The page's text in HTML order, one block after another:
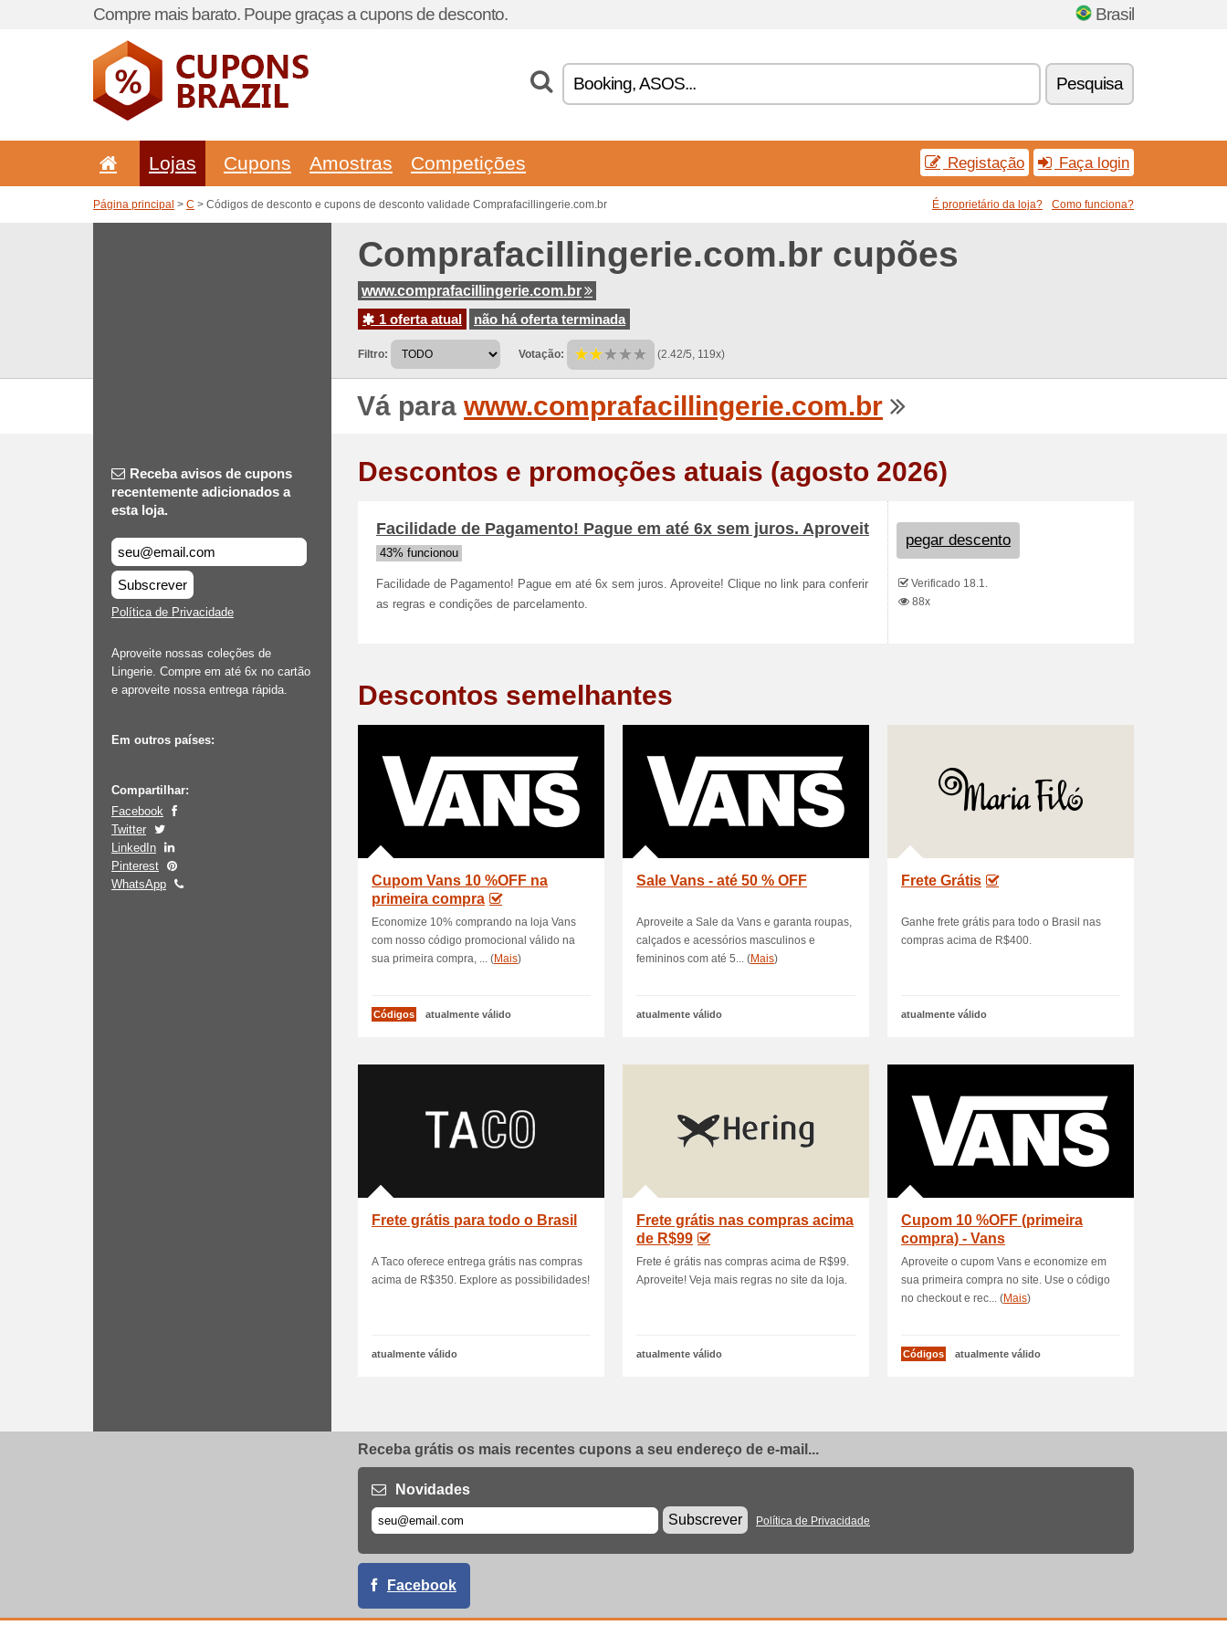
Compre mais barato. Poupe graças a cupons de desconto. Brasil
Pesquisa
Lojas Cupons Amostras Competições Registação Faça login
Página principal > C > Códigos de desconto e cupons de desconto validade Comprafacillingerie.com.br É proprietário da loja? Como funciona?
Comprafacillingerie.com.br cupões
www.comprafacillingerie.com.br
1 oferta atual
não há oferta terminada
Filtro: Votação: (2.42/5, 119x)
Vá para www.comprafacillingerie.com.br
Receba avisos de cupons
recentemente adicionados a
esta loja.
Subscrever
Política de Privacidade
Aproveite nossas coleções de
Lingerie. Compre em até 6x no cartão
e aproveite nossa entrega rápida.
Em outros países:
Compartilhar:
Facebook
Twitter
LinkedIn
Pinterest
WhatsApp
Descontos e promoções atuais (agosto 2026)
Facilidade de Pagamento! Pague em até 6x sem juros. Aproveit
43% funcionou
Facilidade de Pagamento! Pague em até 6x sem juros. Aproveite! Clique no link para conferir
as regras e condições de parcelamento.
pegar descento
Verificado 18.1.
88x
Descontos semelhantes
Cupom Vans 10 %OFF na
primeira compra
Economize 10% comprando na loja Vans
com nosso código promocional válido na
sua primeira compra, ... (Mais)
Códigos atualmente válido
Sale Vans - até 50 % OFF
Aproveite a Sale da Vans e garanta roupas,
calçados e acessórios masculinos e
femininos com até 5... (Mais)
atualmente válido
Frete Grátis
Ganhe frete grátis para todo o Brasil nas
compras acima de R$400.
atualmente válido
Frete grátis para todo o Brasil
A Taco oferece entrega grátis nas compras
acima de R$350. Explore as possibilidades!
atualmente válido
Frete grátis nas compras acima
de R$99
Frete é grátis nas compras acima de R$99.
Aproveite! Veja mais regras no site da loja.
atualmente válido
Cupom 10 %OFF (primeira
compra) - Vans
Aproveite o cupom Vans e economize em
sua primeira compra no site. Use o código
no checkout e rec... (Mais)
Códigos atualmente válido
Receba grátis os mais recentes cupons a seu endereço de e-mail...
Novidades
Subscrever
Política de Privacidade
Facebook